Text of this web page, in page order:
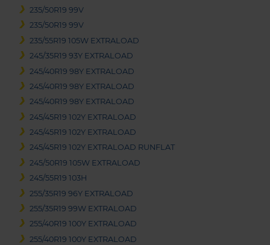
235/50R19 99V
235/50R19 99V
235/55R19 105W EXTRALOAD
245/35R19 93Y EXTRALOAD
245/40R19 98Y EXTRALOAD
245/40R19 98Y EXTRALOAD
245/40R19 98Y EXTRALOAD
245/45R19 102Y EXTRALOAD
245/45R19 102Y EXTRALOAD
245/45R19 102Y EXTRALOAD RUNFLAT
245/50R19 105W EXTRALOAD
245/55R19 103H
255/35R19 96Y EXTRALOAD
255/35R19 99W EXTRALOAD
255/40R19 100Y EXTRALOAD
255/40R19 100Y EXTRALOAD